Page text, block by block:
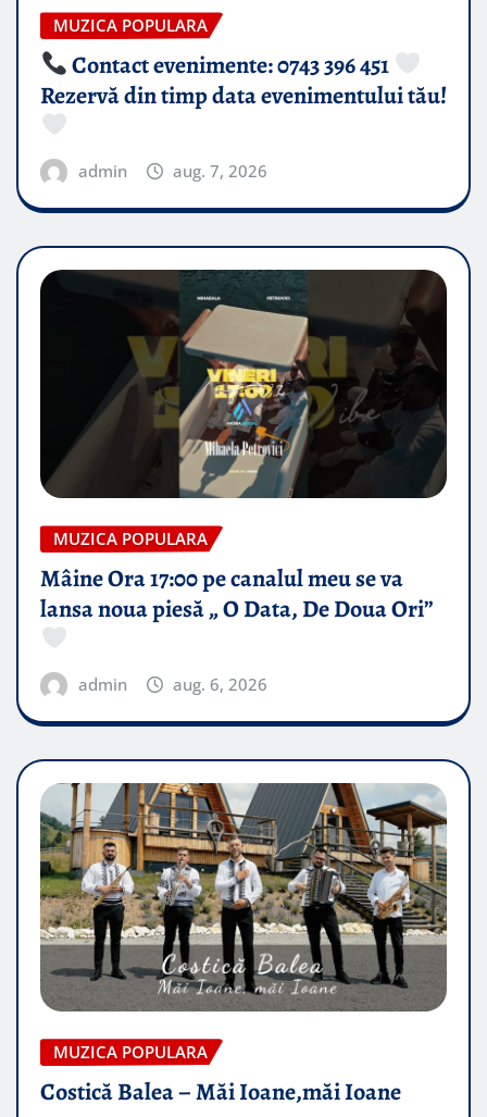
MUZICA POPULARA
Contact evenimente: 0743 396 451
Rezervă din timp data evenimentului tău!
admin aug. 7, 2026
MUZICA POPULARA
Mâine Ora 17:00 pe canalul meu se va
lansa noua piesă „ O Data, De Doua Ori”
admin aug. 6, 2026
MUZICA POPULARA
Costică Balea – Măi Ioane,măi Ioane